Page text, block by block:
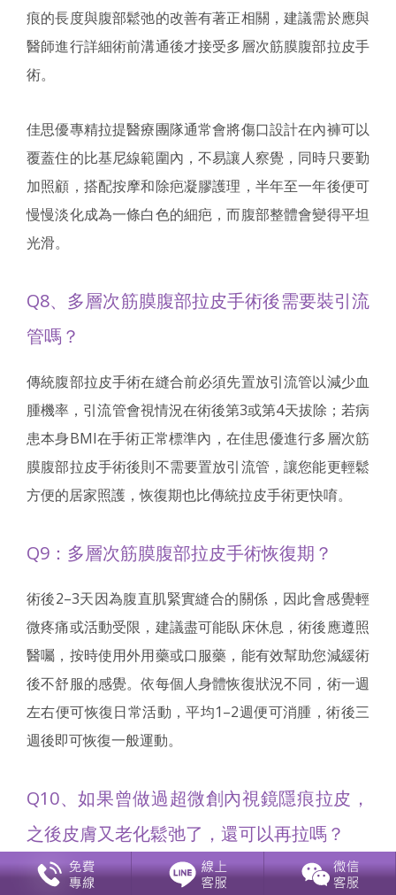
痕的長度與腹部鬆弛的改善有著正相關，建議需於應與
醫師進行詳細術前溝通後才接受多層次筋膜腹部拉皮手
術。
佳思優專精拉提醫療團隊通常會將傷口設計在內褲可以
覆蓋住的比基尼線範圍內，不易讓人察覺，同時只要勤
加照顧，搭配按摩和除疤凝膠護理，半年至一年後便可
慢慢淡化成為一條白色的細疤，而腹部整體會變得平坦
光滑。
Q8、多層次筋膜腹部拉皮手術後需要裝引流
管嗎？
傳統腹部拉皮手術在縫合前必須先置放引流管以減少血
腫機率，引流管會視情況在術後第3或第4天拔除；若病
患本身BMI在手術正常標準內，在佳思優進行多層次筋
膜腹部拉皮手術後則不需要置放引流管，讓您能更輕鬆
方便的居家照護，恢復期也比傳統拉皮手術更快唷。
Q9：多層次筋膜腹部拉皮手術恢復期？
術後2–3天因為腹直肌緊實縫合的關係，因此會感覺輕
微疼痛或活動受限，建議盡可能臥床休息，術後應遵照
醫囑，按時使用外用藥或口服藥，能有效幫助您減緩術
後不舒服的感覺。依每個人身體恢復狀況不同，術一週
左右便可恢復日常活動，平均1–2週便可消腫，術後三
週後即可恢復一般運動。
Q10、如果曾做過超微創內視鏡隱痕拉皮，
之後皮膚又老化鬆弛了，還可以再拉嗎？
可以，而且多層次筋膜腹部拉皮手術能將之前腹部開過